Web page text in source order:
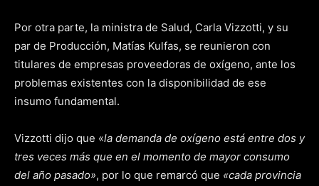
Por otra parte, la ministra de Salud, Carla Vizzotti, y su
par de Producción, Matías Kulfas, se reunieron con
titulares de empresas proveedoras de oxígeno, ante los
problemas existentes con la disponibilidad de ese
insumo fundamental.
Vizzotti dijo que «la demanda de oxígeno está entre dos y
tres veces más que en el momento de mayor consumo
del año pasado», por lo que remarcó que «cada provincia